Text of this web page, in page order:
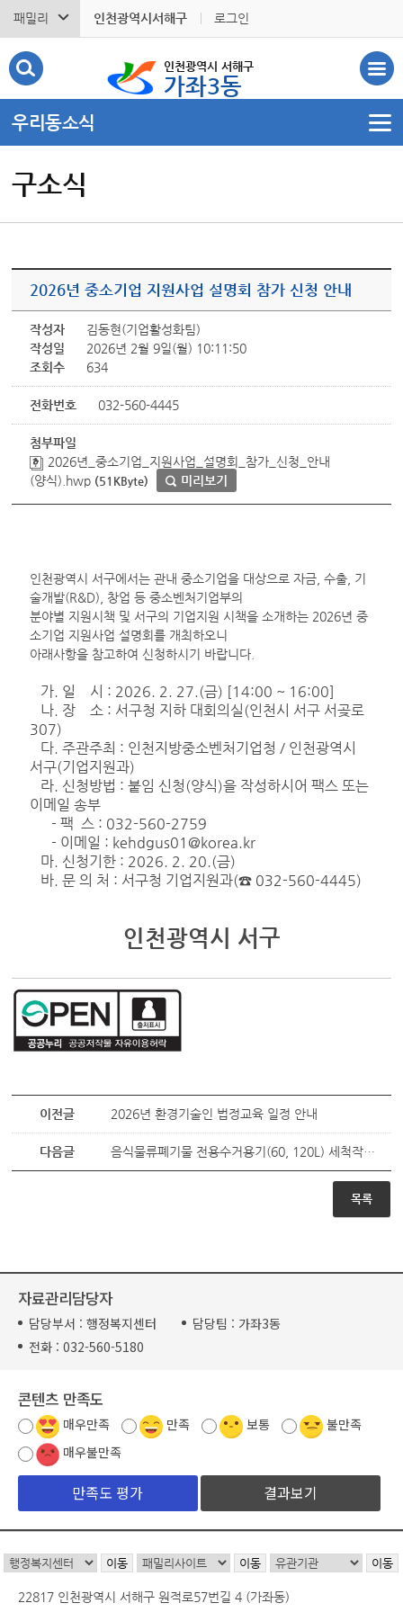
패밀리 인천광역시서해구 로그인
인천광역시 서해구
가좌3동
우리동소식
구소식
2026년 중소기업 지원사업 설명회 참가 신청 안내
작성자
김동현(기업활성화팀)
작성일
2026년 2월 9일(월) 10:11:50
조회수
634
전화번호 032-560-4445
첨부파일
2026년_중소기업_지원사업_설명회_참가_신청_안내
(양식).hwp (51KByte) 미리보기
인천광역시 서구에서는 관내 중소기업을 대상으로 자금, 수출, 기
술개발(R&D), 창업 등 중소벤처기업부의
분야별 지원시책 및 서구의 기업지원 시책을 소개하는 2026년 중
소기업 지원사업 설명회를 개최하오니
아래사항을 참고하여 신청하시기 바랍니다.
가. 일 시 : 2026. 2. 27.(금) [14:00 ~ 16:00]
나. 장 소 : 서구청 지하 대회의실(인천시 서구 서곶로
307)
다. 주관주최 : 인천지방중소벤처기업청 / 인천광역시
서구(기업지원과)
라. 신청방법 : 붙임 신청(양식)을 작성하시어 팩스 또는
이메일 송부
- 팩 스 : 032-560-2759
- 이메일 : kehdgus01@korea.kr
마. 신청기한 : 2026. 2. 20.(금)
바. 문 의 처 : 서구청 기업지원과(☎ 032-560-4445)
인천광역시 서구
이전글 2026년 환경기술인 법정교육 일정 안내
다음글 음식물류폐기물 전용수거용기(60, 120L) 세척작업 일정(26년 2월)
목록
자료관리담당자
담당부서 : 행정복지센터 담당팀 : 가좌3동
전화 : 032-560-5180
콘텐츠 만족도
매우만족 만족 보통
불만족
매우불만족
결과보기
22817 인천광역시 서해구 원적로57번길 4 (가좌동)